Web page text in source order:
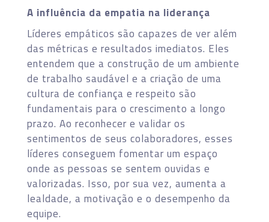
A influência da empatia na liderança
Líderes empáticos são capazes de ver além
das métricas e resultados imediatos. Eles
entendem que a construção de um ambiente
de trabalho saudável e a criação de uma
cultura de confiança e respeito são
fundamentais para o crescimento a longo
prazo. Ao reconhecer e validar os
sentimentos de seus colaboradores, esses
líderes conseguem fomentar um espaço
onde as pessoas se sentem ouvidas e
valorizadas. Isso, por sua vez, aumenta a
lealdade, a motivação e o desempenho da
equipe.